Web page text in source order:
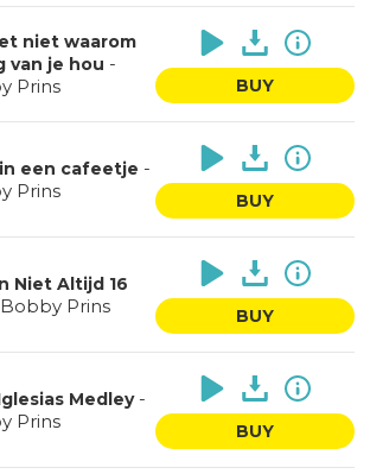
niet waarom
van je hou -
Prins
BUY
een cafeetje -
Prins
BUY
Niet Altijd 16
Bobby Prins BUY
Medley-
Prins
BUY